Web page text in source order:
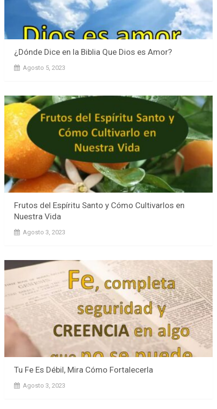
¿Dónde Dice en la Biblia Que Dios es Amor?
Agosto 5, 2023
Frutos del Espíritu Santo y Cómo Cultivarlos en
Nuestra Vida
Agosto 3, 2023
Tu Fe Es Débil, Mira Cómo Fortalecerla
Agosto 3, 2023